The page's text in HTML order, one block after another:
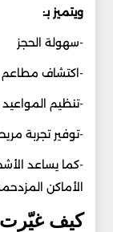
ويتميز بـ:
-سهولة الحجز
-اكتشاف مطاعم
-تنظيم المواعيد
-توفير تجربة
-كما يساعد
الأماكن
كيف غيّرت